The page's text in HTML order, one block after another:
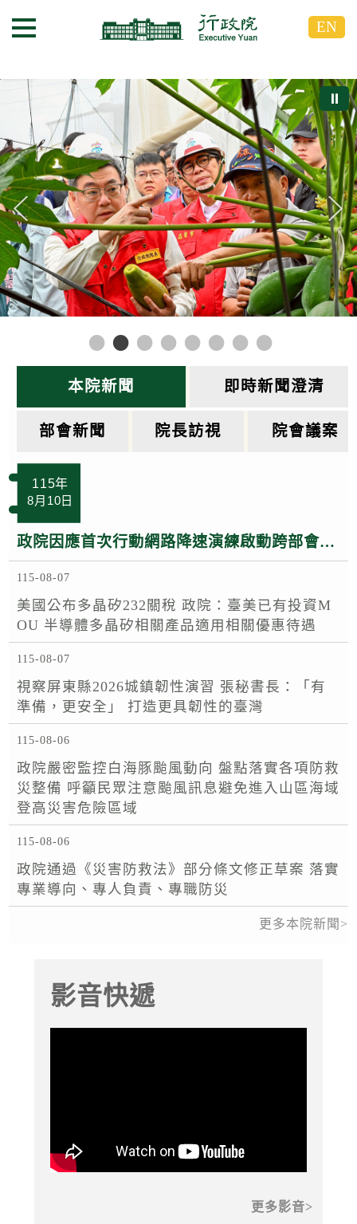
到
塊
G
o
T
o
C
e
n
t
e
r
b
l
到
塊
選單按鈕 EN
⏸
本院新聞 即時新聞澄清
部會新聞 院長訪視 院會議案
115年
8月10日
政院因應首次行動網路降速演練啟動跨部會應變中心 季連成政委：即時掌握狀況 確保民眾服務及政府運作順暢
115-08-07
美國公布多晶矽232關稅 政院：臺美已有投資M
OU 半導體多晶矽相關產品適用相關優惠待遇
115-08-07
視察屏東縣2026城鎮韌性演習 張秘書長：「有
準備，更安全」 打造更具韌性的臺灣
115-08-06
政院嚴密監控白海豚颱風動向 盤點落實各項防救
災整備 呼籲民眾注意颱風訊息避免進入山區海域
登高災害危險區域
115-08-06
政院通過《災害防救法》部分條文修正草案 落實
專業導向、專人負責、專職防災
更多本院新聞
影音快遞
更多影音